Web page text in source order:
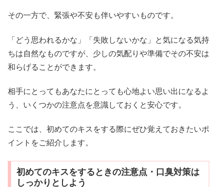
その一方で、緊張や不安も伴いやすいものです。
「どう思われるかな」「失敗しないかな」と気になる気持
ちは自然なものですが、少しの気配りや準備でその不安は
和らげることができます。
相手にとってもあなたにとっても心地よい思い出になるよ
う、いくつかの注意点を意識しておくと安心です。
ここでは、初めてのキスをする際にぜひ覚えておきたいポ
イントをご紹介します。
初めてのキスをするときの注意点・口臭対策は
しっかりとしよう